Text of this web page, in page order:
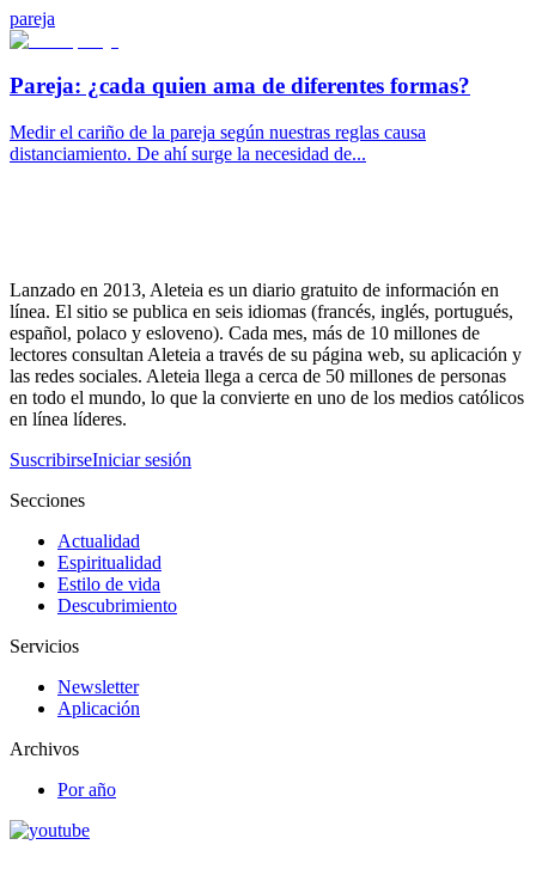
pareja
Pareja: ¿cada quien ama de diferentes formas?
Medir el cariño de la pareja según nuestras reglas causa
distanciamiento. De ahí surge la necesidad de...
Lanzado en 2013, Aleteia es un diario gratuito de información en
línea. El sitio se publica en seis idiomas (francés, inglés, portugués,
español, polaco y esloveno). Cada mes, más de 10 millones de
lectores consultan Aleteia a través de su página web, su aplicación y
las redes sociales. Aleteia llega a cerca de 50 millones de personas
en todo el mundo, lo que la convierte en uno de los medios católicos
en línea líderes.
SuscribirseIniciar sesión
Secciones
Actualidad
Espiritualidad
Estilo de vida
Descubrimiento
Servicios
Newsletter
Aplicación
Archivos
Por año